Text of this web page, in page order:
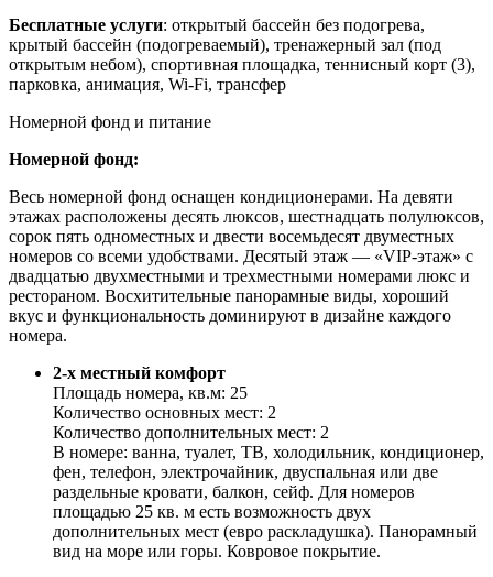
Бесплатные услуги: открытый бассейн без подогрева,
крытый бассейн (подогреваемый), тренажерный зал (под
открытым небом), спортивная площадка, теннисный корт (3),
парковка, анимация, Wi-Fi, трансфер
Номерной фонд и питание
Номерной фонд:
Весь номерной фонд оснащен кондиционерами. На девяти
этажах расположены десять люксов, шестнадцать полулюксов,
сорок пять одноместных и двести восемьдесят двуместных
номеров со всеми удобствами. Десятый этаж — «VIP-этаж» с
двадцатью двухместными и трехместными номерами люкс и
рестораном. Восхитительные панорамные виды, хороший
вкус и функциональность доминируют в дизайне каждого
номера.
2-x местный комфорт
Площадь номера, кв.м: 25
Количество основных мест: 2
Количество дополнительных мест: 2
В номере: ванна, туалет, ТВ, холодильник, кондиционер,
фен, телефон, электрочайник, двуспальная или две
раздельные кровати, балкон, сейф. Для номеров
площадью 25 кв. м есть возможность двух
дополнительных мест (евро раскладушка). Панорамный
вид на море или горы. Ковровое покрытие.